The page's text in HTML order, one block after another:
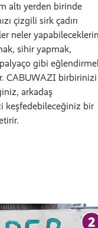
altı yerden birinde
çizgili sirk çadırı
neler
sihir yapmak,
gibi
CABUWAZI birbirinizi
arkadaş
keşfedebileceğiniz bir